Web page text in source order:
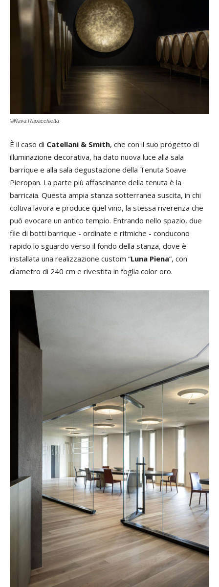
©Nava Rapacchietta
È il caso di Catellani & Smith, che con il suo progetto di
illuminazione decorativa, ha dato nuova luce alla sala
barrique e alla sala degustazione della Tenuta Soave
Pieropan. La parte più affascinante della tenuta è la
barricaia. Questa ampia stanza sotterranea suscita, in chi
coltiva lavora e produce quel vino, la stessa riverenza che
può evocare un antico tempio. Entrando nello spazio, due
file di botti barrique - ordinate e ritmiche - conducono
rapido lo sguardo verso il fondo della stanza, dove è
installata una realizzazione custom “Luna Piena”, con
diametro di 240 cm e rivestita in foglia color oro.